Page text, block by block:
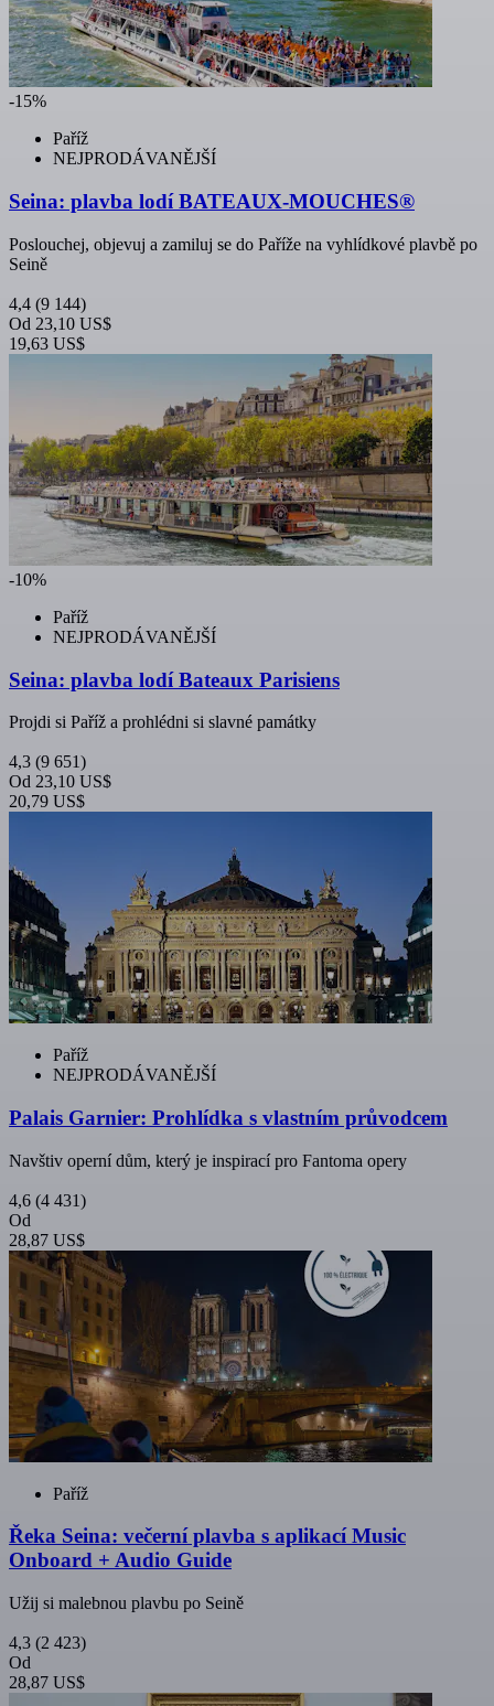
-15%
Paříž
NEJPRODÁVANĚJŠÍ
Seina: plavba lodí BATEAUX-MOUCHES®
Poslouchej, objevuj a zamiluj se do Paříže na vyhlídkové plavbě po
Seině
4,4 (9 144)
Od 23,10 US$
19,63 US$
-10%
Paříž
NEJPRODÁVANĚJŠÍ
Seina: plavba lodí Bateaux Parisiens
Projdi si Paříž a prohlédni si slavné památky
4,3 (9 651)
Od 23,10 US$
20,79 US$
Paříž
NEJPRODÁVANĚJŠÍ
Palais Garnier: Prohlídka s vlastním průvodcem
Navštiv operní dům, který je inspirací pro Fantoma opery
4,6 (4 431)
Od
28,87 US$
Paříž
Řeka Seina: večerní plavba s aplikací Music
Onboard + Audio Guide
Užij si malebnou plavbu po Seině
4,3 (2 423)
Od
28,87 US$